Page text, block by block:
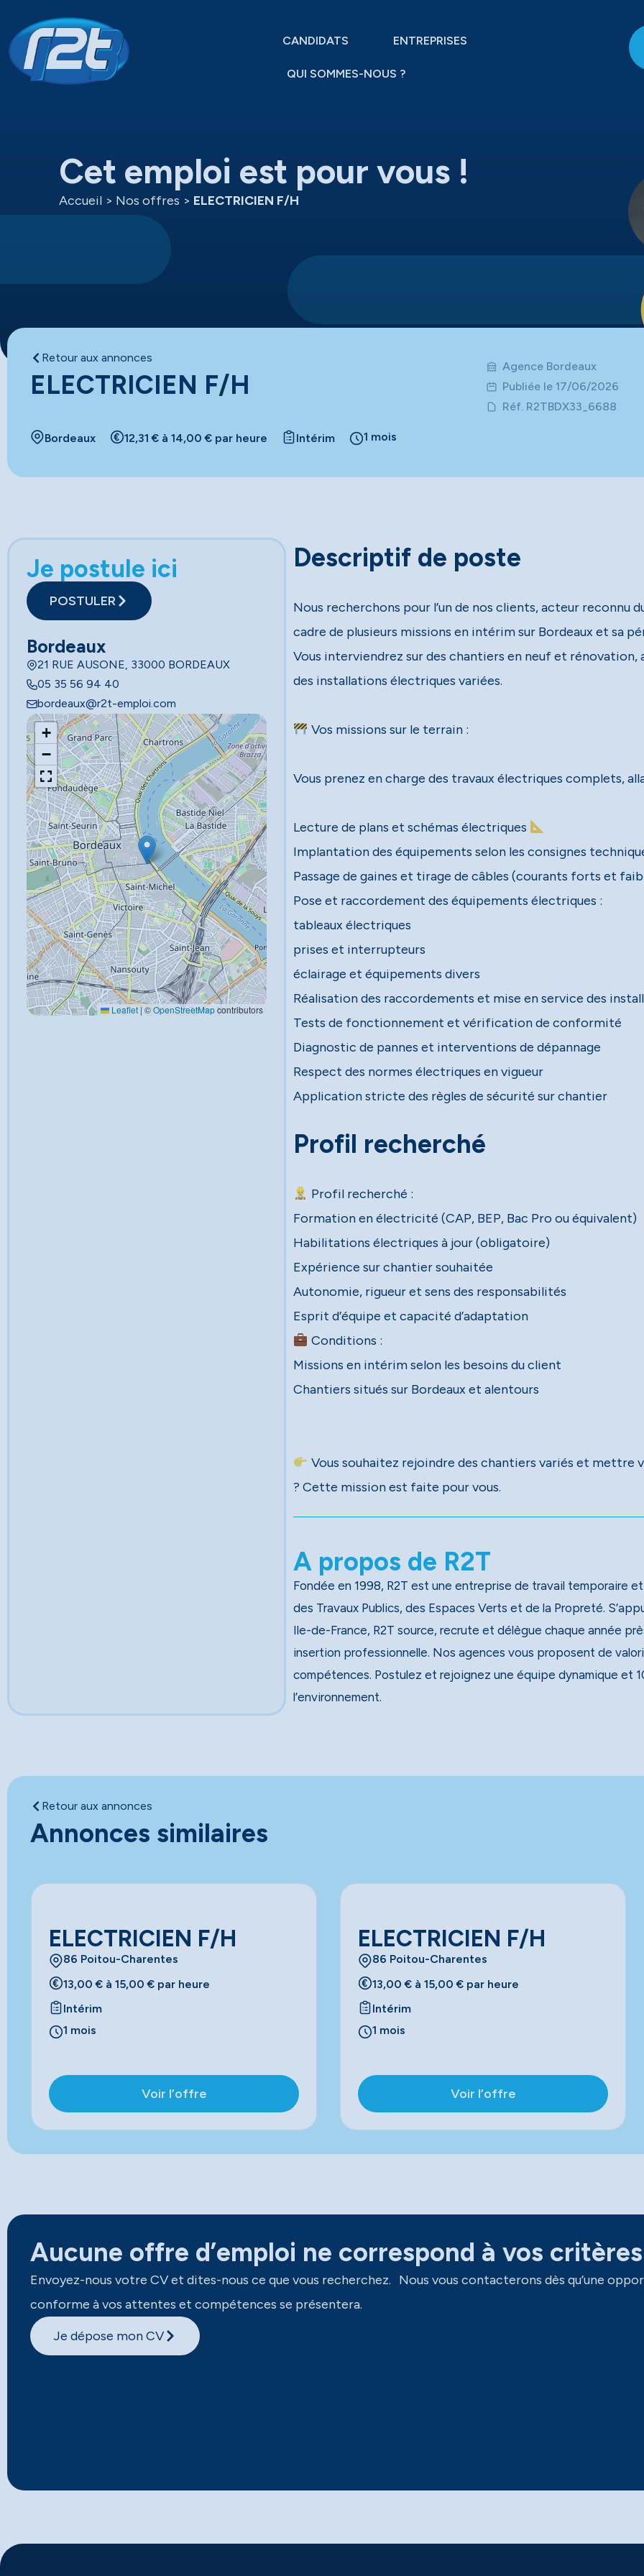
CANDIDATS ENTREPRISES
QUI SOMMES-NOUS ?
Cet emploi est pour vous !
Accueil > Nos offres > ELECTRICIEN F/H
Retour aux annonces
ELECTRICIEN F/H
Agence Bordeaux
Publiée le 17/06/2026
Réf. R2TBDX33_6688
Bordeaux 12,31 € à 14,00 € par heure Intérim 1 mois
Je postule ici
POSTULER
Bordeaux
21 RUE AUSONE, 33000 BORDEAUX
05 35 56 94 40
bordeaux@r2t-emploi.com
+
−
Leaflet|©OpenStreetMapcontributors
Descriptif de poste
Nous recherchons pour l’un de nos clients, acteur reconnu
cadre de plusieurs missions en intérim sur Bordeaux et sa
Vous interviendrez sur des chantiers en neuf et rénovation,
des installations électriques variées.
Vos missions sur le terrain :
Vous prenez en charge des travaux électriques complets,
Lecture de plans et schémas électriques
Implantation des équipements selon les consignes
Passage de gaines et tirage de câbles (courants forts et
Pose et raccordement des équipements électriques :
tableaux électriques
prises et interrupteurs
éclairage et équipements divers
Réalisation des raccordements et mise en service des
Tests de fonctionnement et vérification de conformité
Diagnostic de pannes et interventions de dépannage
Respect des normes électriques en vigueur
Application stricte des règles de sécurité sur chantier
Profil recherché
Profil recherché :
Formation en électricité (CAP, BEP, Bac Pro ou équivalent)
Habilitations électriques à jour (obligatoire)
Expérience sur chantier souhaitée
Autonomie, rigueur et sens des responsabilités
Conditions :
Missions en intérim selon les besoins du client
Chantiers situés sur Bordeaux et alentours
Vous souhaitez rejoindre des chantiers variés et
? Cette mission est faite pour vous.
A propos de R2T
Fondée en 1998, R2T est une entreprise de travail temporaire
des Travaux Publics, des Espaces Verts et de la Propreté. S’appuyant sur un réseau national de 40 agences, dont 13 en
Ile-de-France, R2T source, recrute et délègue chaque année
insertion professionnelle. Nos agences vous proposent de
compétences. Postulez et rejoignez une équipe dynamique et
l’environnement.
Retour aux annonces
Annonces similaires
ELECTRICIEN F/H
86 Poitou-Charentes
13,00 € à 15,00 € par heure
Intérim
1 mois
Voir l’offre
ELECTRICIEN F/H
86 Poitou-Charentes
13,00 € à 15,00 € par heure
Intérim
1 mois
Voir l’offre
Aucune offre d’emploi ne correspond à vos
Envoyez-nous votre CV et dites-nous ce que vous recherchez. Nous vous contacterons dès qu’une
conforme à vos attentes et compétences se présentera.
Je dépose mon CV